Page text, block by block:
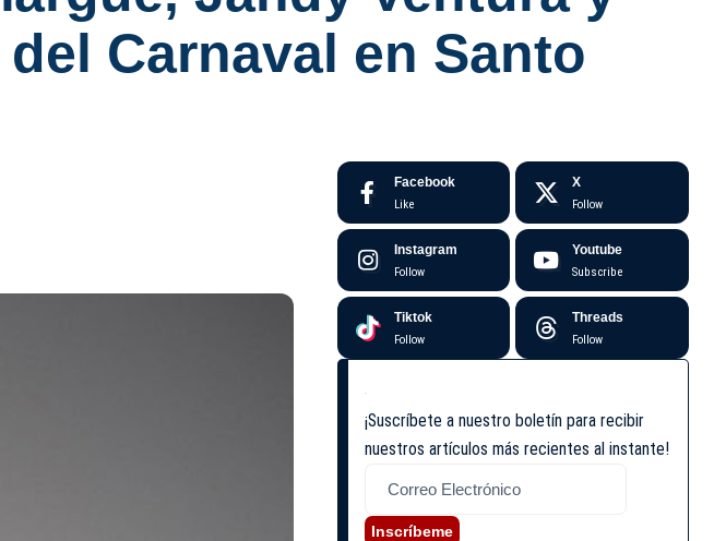
Carnaval en Santo
Facebook
Like
X
Follow
Instagram
Follow
Youtube
Subscribe
Tiktok
Follow
Threads
Follow
¡Suscríbete a nuestro boletín para recibir
nuestros artículos más recientes al instante!
Inscríbeme